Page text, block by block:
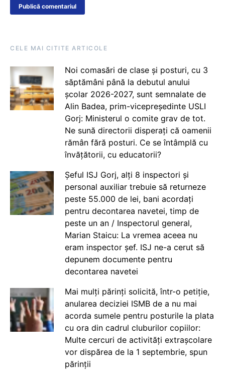
CELE MAI CITITE ARTICOLE
Noi comasări de clase și posturi, cu 3
săptămâni până la debutul anului
școlar 2026-2027, sunt semnalate de
Alin Badea, prim-vicepreședinte USLI
Gorj: Ministerul o comite grav de tot.
Ne sună directorii disperați că oamenii
rămân fără posturi. Ce se întâmplă cu
învățătorii, cu educatorii?
Șeful ISJ Gorj, alți 8 inspectori și
personal auxiliar trebuie să returneze
peste 55.000 de lei, bani acordați
pentru decontarea navetei, timp de
peste un an / Inspectorul general,
Marian Staicu: La vremea aceea nu
eram inspector șef. ISJ ne-a cerut să
depunem documente pentru
decontarea navetei
Mai mulți părinți solicită, într-o petiție,
anularea deciziei ISMB de a nu mai
acorda sumele pentru posturile la plata
cu ora din cadrul cluburilor copiilor:
Multe cercuri de activități extrașcolare
vor dispărea de la 1 septembrie, spun
părinții